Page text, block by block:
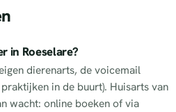
in Roeselare?
dierenarts, de voicemail
in de buurt). Huisarts van
wacht: online boeken of via